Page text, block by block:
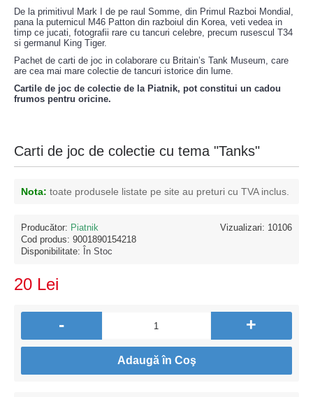
De la primitivul Mark I de pe raul Somme, din Primul Razboi Mondial,
pana la puternicul M46 Patton din razboiul din Korea, veti vedea in
timp ce jucati, fotografii rare cu tancuri celebre, precum rusescul T34
si germanul King Tiger.
Pachet de carti de joc in colaborare cu Britain’s Tank Museum, care
are cea mai mare colectie de tancuri istorice din lume.
Cartile de joc de colectie de la Piatnik, pot constitui un cadou
frumos pentru oricine.
Carti de joc de colectie cu tema "Tanks"
Nota: toate produsele listate pe site au preturi cu TVA inclus.
Vizualizari: 10106
Producător: Piatnik
Cod produs: 9001890154218
Disponibilitate:
În Stoc
20 Lei
- +
Adaugă în Coş